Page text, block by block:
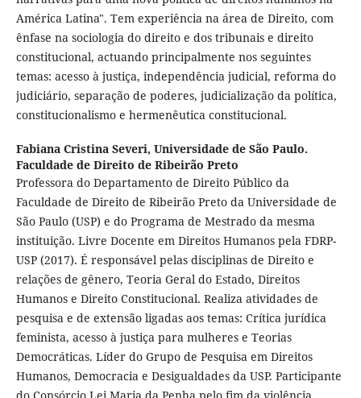
América Latina". Tem experiência na área de Direito, com
ênfase na sociologia do direito e dos tribunais e direito
constitucional, actuando principalmente nos seguintes
temas: acesso à justiça, independência judicial, reforma do
judiciário, separação de poderes, judicialização da política,
constitucionalismo e hermenêutica constitucional.
Fabiana Cristina Severi, Universidade de São Paulo.
Faculdade de Direito de Ribeirão Preto
Professora do Departamento de Direito Público da
Faculdade de Direito de Ribeirão Preto da Universidade de
São Paulo (USP) e do Programa de Mestrado da mesma
instituição. Livre Docente em Direitos Humanos pela FDRP-
USP (2017). É responsável pelas disciplinas de Direito e
relações de gênero, Teoria Geral do Estado, Direitos
Humanos e Direito Constitucional. Realiza atividades de
pesquisa e de extensão ligadas aos temas: Crítica jurídica
feminista, acesso à justiça para mulheres e Teorias
Democráticas. Líder do Grupo de Pesquisa em Direitos
Humanos, Democracia e Desigualdades da USP. Participante